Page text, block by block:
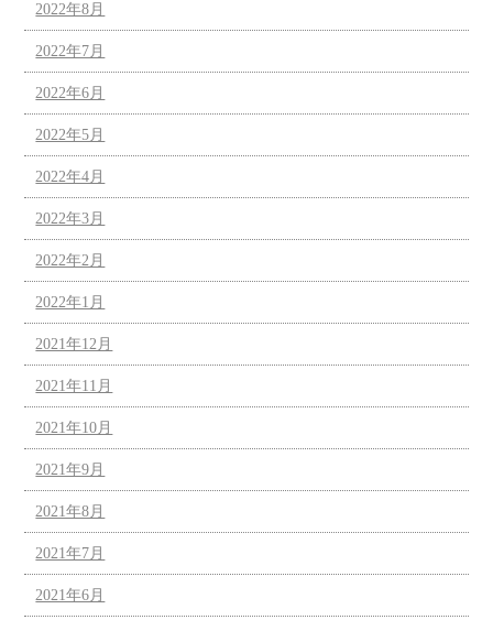
2022年8月
2022年7月
2022年6月
2022年5月
2022年4月
2022年3月
2022年2月
2022年1月
2021年12月
2021年11月
2021年10月
2021年9月
2021年8月
2021年7月
2021年6月